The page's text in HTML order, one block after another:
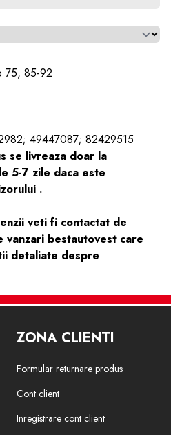
75, 85-92
49447087; 82429515
se livreaza doar la
5-7 zile daca este
.
veti fi contactat de
bestautovest care
detaliate despre
ZONA CLIENTI
Formular returnare produs
Cont client
Inregistrare cont client